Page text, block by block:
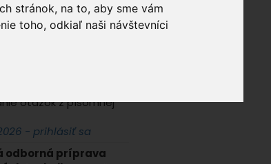
stránok, na to, aby sme vám
toho, odkiaľ naši návštevníci
- Prezenčne -
otázok z písomnej
- prihlásiť sa
odborná príprava